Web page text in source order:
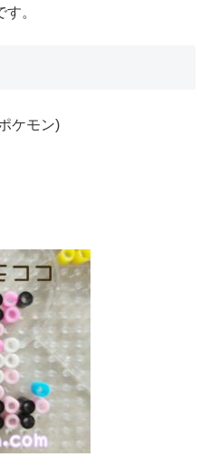
。
ケモン)